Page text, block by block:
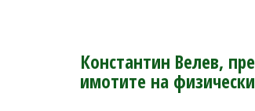
Константин Велев,
имотите на